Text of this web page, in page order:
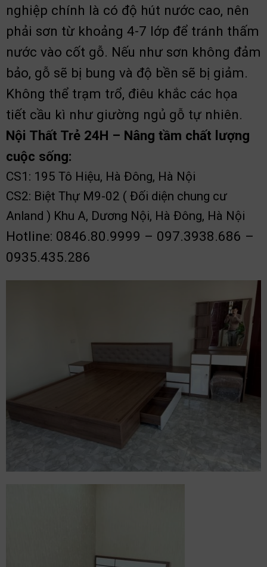
nghiệp chính là có độ hút nước cao, nên
phải sơn từ khoảng 4-7 lớp để tránh thấm
nước vào cốt gỗ. Nếu như sơn không đảm
bảo, gỗ sẽ bị bung và độ bền sẽ bị giảm.
Không thể trạm trổ, điêu khắc các họa
tiết cầu kì như giường ngủ gỗ tự nhiên.
Nội Thất Trẻ 24H – Nâng tầm chất lượng
cuộc sống:
CS1: 195 Tô Hiệu, Hà Đông, Hà Nội
CS2: Biệt Thự M9-02 ( Đối diện chung cư
Anland ) Khu A, Dương Nội, Hà Đông, Hà Nội
Hotline: 0846.80.9999 – 097.3938.686 –
0935.435.286